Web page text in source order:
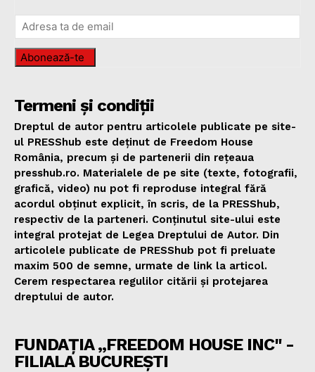
Abonează-te
Termeni și condiții
Dreptul de autor pentru articolele publicate pe site-
ul PRESShub este deținut de Freedom House
România, precum și de partenerii din rețeaua
presshub.ro. Materialele de pe site (texte, fotografii,
grafică, video) nu pot fi reproduse integral fără
acordul obținut explicit, în scris, de la PRESShub,
respectiv de la parteneri. Conținutul site-ului este
integral protejat de Legea Dreptului de Autor. Din
articolele publicate de PRESShub pot fi preluate
maxim 500 de semne, urmate de link la articol.
Cerem respectarea regulilor citării și protejarea
dreptului de autor.
FUNDAȚIA „FREEDOM HOUSE INC" -
FILIALA BUCUREȘTI